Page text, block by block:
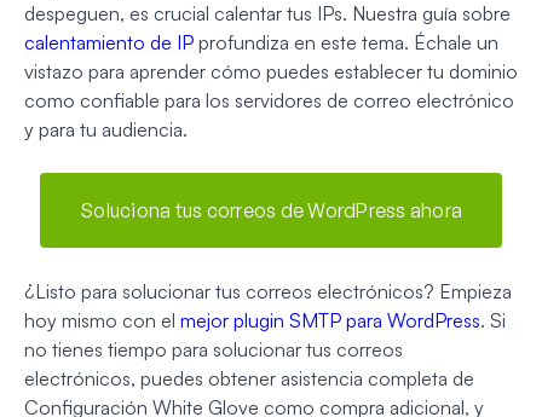
despeguen, es crucial calentar tus IPs. Nuestra guía sobre
calentamiento de IP profundiza en este tema. Échale un
vistazo para aprender cómo puedes establecer tu dominio
como confiable para los servidores de correo electrónico
y para tu audiencia.
Soluciona tus correos de WordPress ahora
¿Listo para solucionar tus correos electrónicos? Empieza
hoy mismo con el mejor plugin SMTP para WordPress. Si
no tienes tiempo para solucionar tus correos
electrónicos, puedes obtener asistencia completa de
Configuración White Glove como compra adicional, y